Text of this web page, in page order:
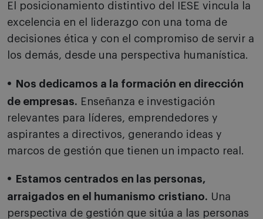
El posicionamiento distintivo del IESE vincula la
excelencia en el liderazgo con una toma de
decisiones ética y con el compromiso de servir a
los demás, desde una perspectiva humanística.
Nos dedicamos a la formación en dirección
de empresas. Enseñanza e investigación
relevantes para líderes, emprendedores y
aspirantes a directivos, generando ideas y
marcos de gestión que tienen un impacto real.
Estamos centrados en las personas,
arraigados en el humanismo cristiano. Una
perspectiva de gestión que sitúa a las personas